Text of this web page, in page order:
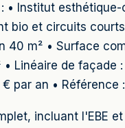
• Institut
bio et circuits
40 m² • Surface
• Linéaire de façade
€ par an • Référence
incluant l'EBE